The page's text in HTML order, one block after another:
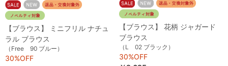
【ブラウス】 ミニフリル ナチュ
ラル ブラウス
（Free 90 ブルー）
30%OFF
【ブラウス】 花柄 ジャガード
ブラウス
（L 02 ブラック）
30%OFF